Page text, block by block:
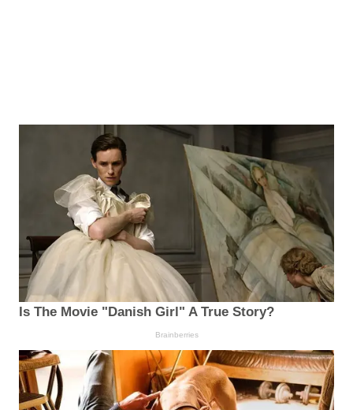
Is The Movie "Danish Girl" A True Story?
Brainberries